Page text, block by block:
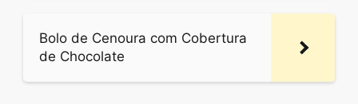
Bolo de Cenoura com Cobertura
de Chocolate